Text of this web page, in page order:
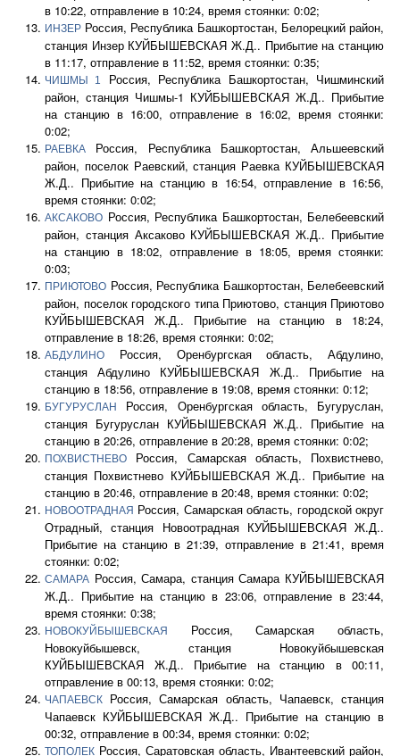
в 10:22, отправление в 10:24, время стоянки: 0:02;
ИНЗЕР Россия, Республика Башкортостан, Белорецкий район,
станция Инзер КУЙБЫШЕВСКАЯ Ж.Д.. Прибытие на станцию
в 11:17, отправление в 11:52, время стоянки: 0:35;
ЧИШМЫ 1
Россия, Республика Башкортостан, Чишминский
район, станция Чишмы-1 КУЙБЫШЕВСКАЯ Ж.Д.. Прибытие
на станцию в 16:00, отправление в 16:02, время стоянки:
0:02;
РАЕВКА
Россия, Республика Башкортостан, Альшеевский
район, поселок Раевский, станция Раевка КУЙБЫШЕВСКАЯ
Ж.Д.. Прибытие на станцию в 16:54, отправление в 16:56,
время стоянки: 0:02;
АКСАКОВО Россия, Республика Башкортостан, Белебеевский
район, станция Аксаково КУЙБЫШЕВСКАЯ Ж.Д.. Прибытие
на станцию в 18:02, отправление в 18:05, время стоянки:
0:03;
ПРИЮТОВО Россия, Республика Башкортостан, Белебеевский
район, поселок городского типа Приютово, станция Приютово
КУЙБЫШЕВСКАЯ Ж.Д.. Прибытие на станцию в 18:24,
отправление в 18:26, время стоянки: 0:02;
АБДУЛИНО
Россия, Оренбургская область, Абдулино,
станция Абдулино КУЙБЫШЕВСКАЯ Ж.Д.. Прибытие на
станцию в 18:56, отправление в 19:08, время стоянки: 0:12;
БУГУРУСЛАН
Россия, Оренбургская область, Бугуруслан,
станция Бугуруслан КУЙБЫШЕВСКАЯ Ж.Д.. Прибытие на
станцию в 20:26, отправление в 20:28, время стоянки: 0:02;
ПОХВИСТНЕВО
Россия, Самарская область, Похвистнево,
станция Похвистнево КУЙБЫШЕВСКАЯ Ж.Д.. Прибытие на
станцию в 20:46, отправление в 20:48, время стоянки: 0:02;
НОВООТРАДНАЯ Россия, Самарская область, городской округ
Отрадный, станция Новоотрадная КУЙБЫШЕВСКАЯ Ж.Д..
Прибытие на станцию в 21:39, отправление в 21:41, время
стоянки: 0:02;
САМАРА Россия, Самара, станция Самара КУЙБЫШЕВСКАЯ
Ж.Д.. Прибытие на станцию в 23:06, отправление в 23:44,
время стоянки: 0:38;
НОВОКУЙБЫШЕВСКАЯ
Россия, Самарская область,
Новокуйбышевск, станция Новокуйбышевская
КУЙБЫШЕВСКАЯ Ж.Д.. Прибытие на станцию в 00:11,
отправление в 00:13, время стоянки: 0:02;
ЧАПАЕВСК
Россия, Самарская область, Чапаевск, станция
Чапаевск КУЙБЫШЕВСКАЯ Ж.Д.. Прибытие на станцию в
00:32, отправление в 00:34, время стоянки: 0:02;
ТОПОЛЕК Россия, Саратовская область, Ивантеевский район,